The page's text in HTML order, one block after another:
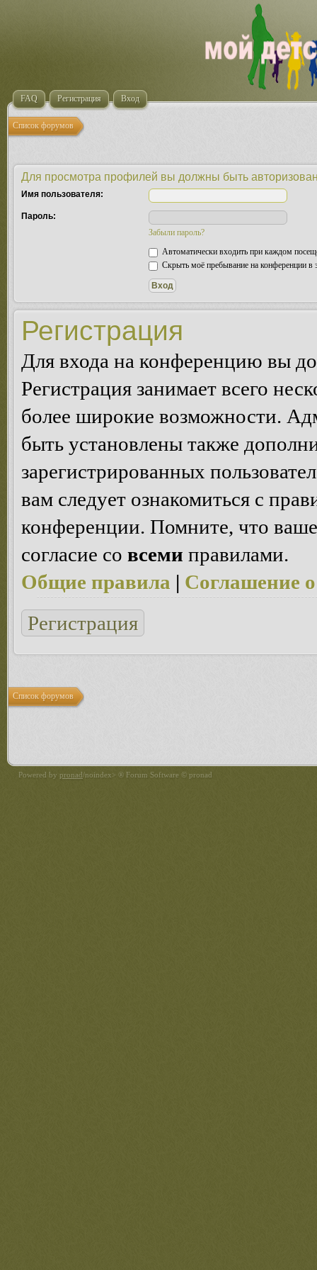
FAQ Регистрация Вход
Список форумов
Для просмотра профилей вы должны быть
Имя пользователя:
Пароль:
Забыли пароль?
Автоматически входить при каждом
Скрыть моё пребывание на конференции в
Регистрация
Для входа на конференцию вы
Регистрация занимает всего
более широкие возможности.
быть установлены также
зарегистрированных
вам следует ознакомиться с
конференции. Помните, что
согласие со всеми правилами.
Общие правила | Соглашение
Регистрация
Список форумов
Powered by pronad/noindex> ® Forum Software © pronad